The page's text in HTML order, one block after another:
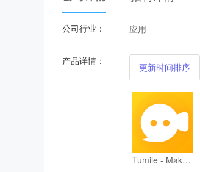
公司行业： 应用
产品详情：
更新时间排序
Tumile - Make friends Online